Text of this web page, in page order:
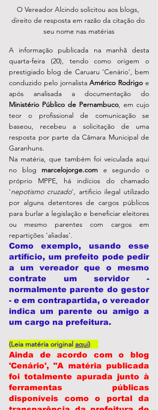
O Vereador Alcindo solicitou aos blogs,
direito de resposta em razão da citação do
seu nome nas matérias
A informação publicada na manhã desta
quarta-feira (20), tendo como origem o
prestigiado blog de Caruaru 'Cenário', bem
conduzido pelo jornalista Américo Rodrigo e
Ministério Público de Pernambuco, em cujo
teor o profissional de comunicação se
baseou, recebeu a solicitação de uma
resposta por parte da Câmara Municipal de
Garanhuns.
Na matéria, que também foi veiculada aqui
no blog marcelojorge.com e segundo o
próprio MPPE, há indícios do chamado
'nepotismo cruzado', artificio ilegal utilizado
por alguns detentores de cargos públicos
para burlar a legislação e beneficiar eleitores
ou mesmo parentes com cargos em
repartições 'aliadas'.
Como exemplo, usando esse
artifício, um prefeito pode pedir
a um vereador que o mesmo
contrate um servidor -
normalmente parente do gestor
- e em contrapartida, o vereador
indica um parente ou amigo a
um cargo na prefeitura.
(Leia matéria original aqui)
Ainda de acordo com o blog
'Cenário', "A matéria publicada
foi totalmente apurada junto à
ferramentas públicas
disponíveis como o portal da